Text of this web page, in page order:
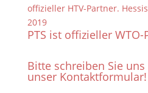
PTS ist offizieller WTO-
Bitte schreiben Sie
unser Kontaktformular!